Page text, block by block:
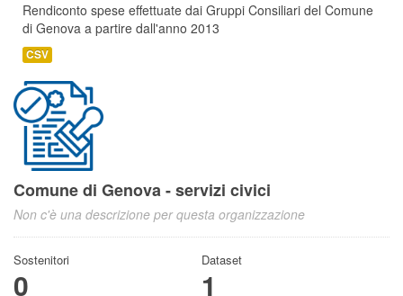
Rendiconto spese effettuate dai Gruppi Consiliari del Comune
di Genova a partire dall'anno 2013
CSV
Comune di Genova - servizi civici
Non c'è una descrizione per questa organizzazione
Sostenitori
0
Dataset
1